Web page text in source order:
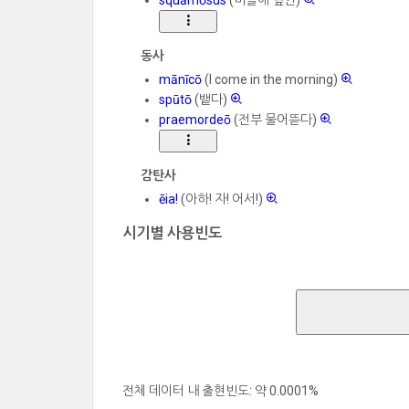
동사
mānīcō(I come in the morning)
spūtō(뱉다)
praemordeō(전부 물어뜯다)
감탄사
ēia! (아하! 자! 어서!)
시기별 사용빈도
전체 데이터 내 출현빈도: 약 0.0001%